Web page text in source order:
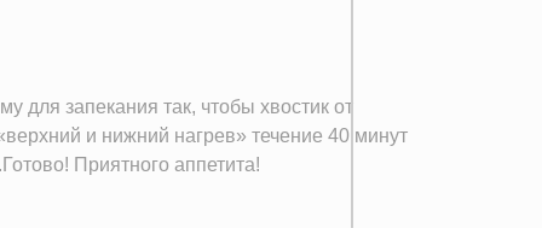
для запекания так, чтобы хвостик от
и нижний нагрев» течение 40 минут
Приятного аппетита!